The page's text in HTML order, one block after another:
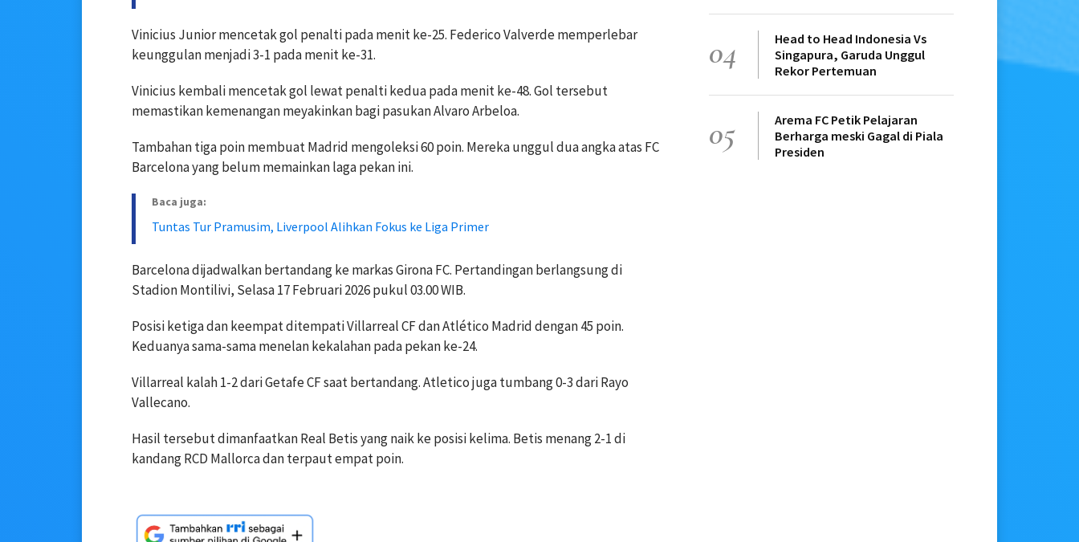
Vinicius Junior mencetak gol penalti pada menit ke-25. Federico Valverde memperlebar
keunggulan menjadi 3-1 pada menit ke-31.
Vinicius kembali mencetak gol lewat penalti kedua pada menit ke-48. Gol tersebut
memastikan kemenangan meyakinkan bagi pasukan Alvaro Arbeloa.
Tambahan tiga poin membuat Madrid mengoleksi 60 poin. Mereka unggul dua angka atas FC
Barcelona yang belum memainkan laga pekan ini.
Baca juga:
Tuntas Tur Pramusim, Liverpool Alihkan Fokus ke Liga Primer
Barcelona dijadwalkan bertandang ke markas Girona FC. Pertandingan berlangsung di
Stadion Montilivi, Selasa 17 Februari 2026 pukul 03.00 WIB.
Posisi ketiga dan keempat ditempati Villarreal CF dan Atlético Madrid dengan 45 poin.
Keduanya sama-sama menelan kekalahan pada pekan ke-24.
Villarreal kalah 1-2 dari Getafe CF saat bertandang. Atletico juga tumbang 0-3 dari Rayo
Vallecano.
Hasil tersebut dimanfaatkan Real Betis yang naik ke posisi kelima. Betis menang 2-1 di
kandang RCD Mallorca dan terpaut empat poin.
04
Head to Head Indonesia Vs
Singapura, Garuda Unggul
Rekor Pertemuan
05
Arema FC Petik Pelajaran
Berharga meski Gagal di Piala
Presiden